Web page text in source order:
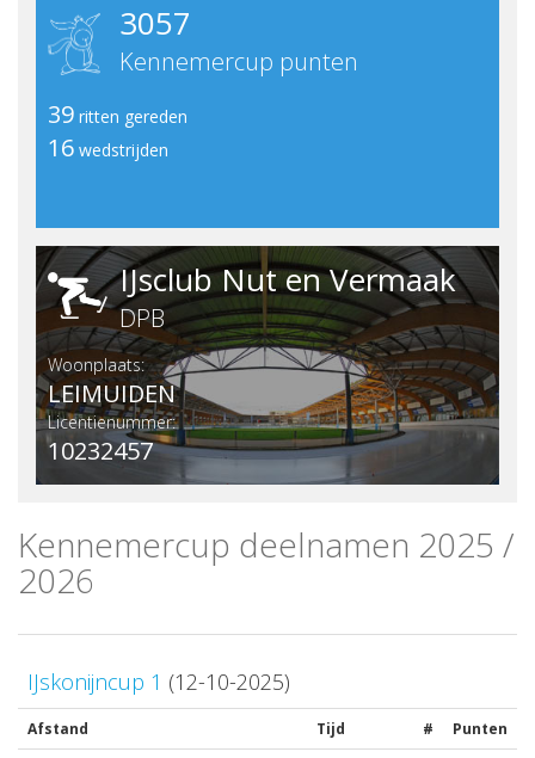
3057
Kennemercup punten
39 ritten gereden
16 wedstrijden
IJsclub Nut en Vermaak
DPB
Woonplaats:
LEIMUIDEN
Licentienummer:
10232457
Kennemercup deelnamen 2025 /
2026
IJskonijncup 1 (12-10-2025)
Afstand Tijd # Punten